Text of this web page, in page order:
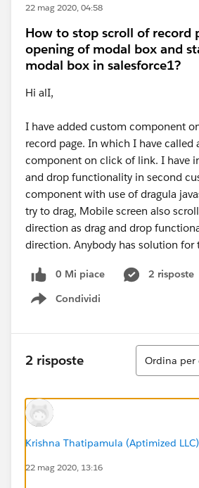
22 mag 2020, 04:58
How to stop scroll of record
opening of modal box and
modal box in salesforce1?
Hi alI,
I have added custom component
record page. In which I have called
component on click of link. I have
and drop functionality in second
component with use of dragula
try to drag, Mobile screen also
direction as drag and drop
direction. Anybody has solution for
0 Mi piace
2 risposte
Condividi
Show menu
2 risposte
Ordina
Ordina per
Krishna Thatipamula (Aptimized LLC)
22 mag 2020, 13:16